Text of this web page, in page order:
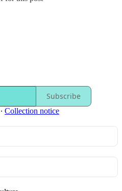
Subscribe
∙ Collection notice